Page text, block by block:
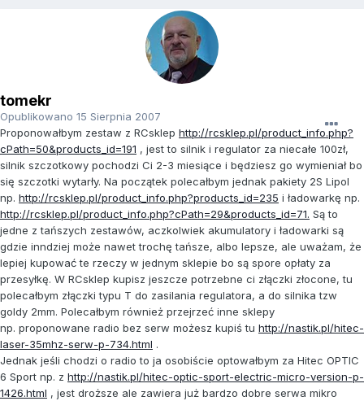
tomekr
Opublikowano 15 Sierpnia 2007
Proponowałbym zestaw z RCsklep http://rcsklep.pl/product_info.php?
cPath=50&products_id=191 , jest to silnik i regulator za niecałe 100zł,
silnik szczotkowy pochodzi Ci 2-3 miesiące i będziesz go wymieniał bo
się szczotki wytarły. Na początek polecałbym jednak pakiety 2S Lipol
np. http://rcsklep.pl/product_info.php?products_id=235 i ładowarkę np.
http://rcsklep.pl/product_info.php?cPath=29&products_id=71. Są to
jedne z tańszych zestawów, aczkolwiek akumulatory i ładowarki są
gdzie inndziej może nawet trochę tańsze, albo lepsze, ale uważam, że
lepiej kupować te rzeczy w jednym sklepie bo są spore opłaty za
przesyłkę. W RCsklep kupisz jeszcze potrzebne ci złączki złocone, tu
polecałbym złączki typu T do zasilania regulatora, a do silnika tzw
goldy 2mm. Polecałbym również przejrzeć inne sklepy
np. proponowane radio bez serw możesz kupiś tu http://nastik.pl/hitec-
laser-35mhz-serw-p-734.html .
Jednak jeśli chodzi o radio to ja osobiście optowałbym za Hitec OPTIC
6 Sport np. z http://nastik.pl/hitec-optic-sport-electric-micro-version-p-
1426.html , jest droższe ale zawiera już bardzo dobre serwa mikro